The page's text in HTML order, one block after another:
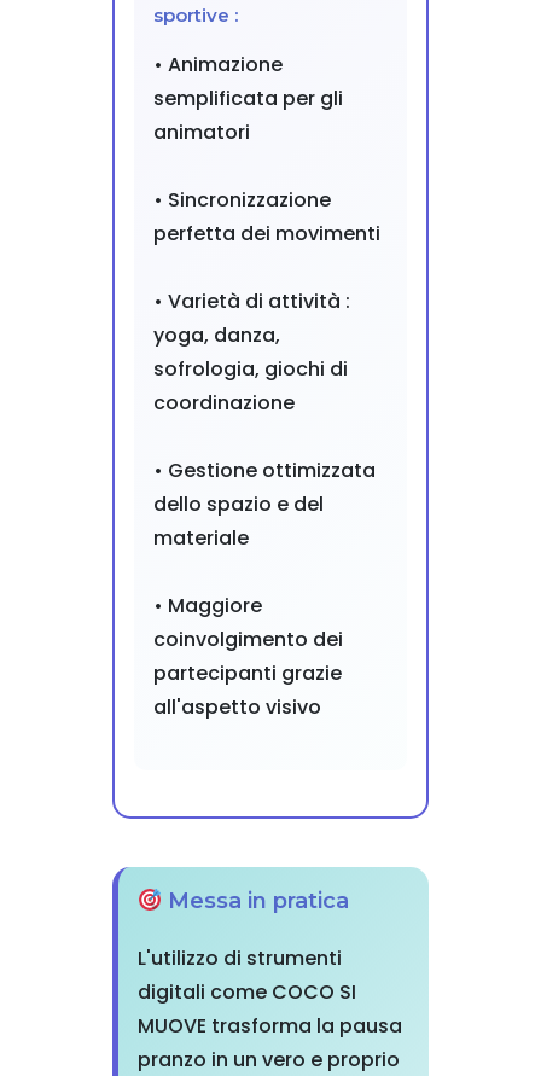
sportive :
• Animazione
semplificata per gli
animatori
• Sincronizzazione
perfetta dei movimenti
• Varietà di attività :
yoga, danza,
sofrologia, giochi di
coordinazione
• Gestione ottimizzata
dello spazio e del
materiale
• Maggiore
coinvolgimento dei
partecipanti grazie
all'aspetto visivo
Messa in pratica
L'utilizzo di strumenti
digitali come COCO SI
MUOVE trasforma la pausa
pranzo in un vero e proprio